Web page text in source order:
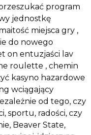
program
jednostkę
miejsca gry ,
do nowego
on entuzjaści lav
roulette , chemin
kasyno hazardowe
wciągający
od tego, czy
sportu, radości, czy
Beaver State,